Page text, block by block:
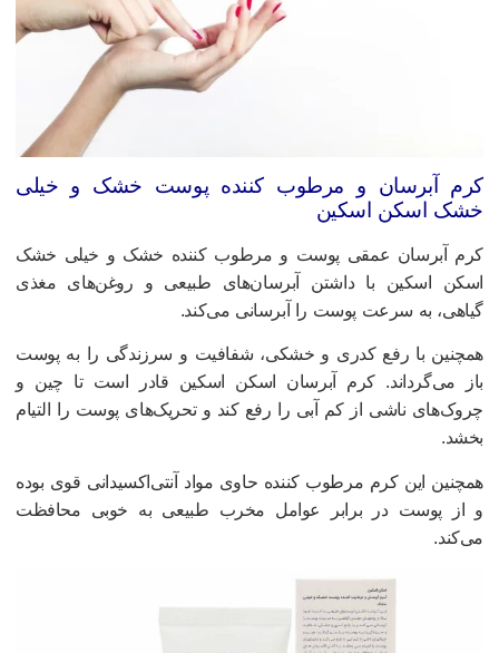
آبرسان و مرطوب کننده پوست خشک و خیلی
اسکن اسکین
آبرسان عمقی پوست و مرطوب کننده خشک و خیلی خشک
اسکین با داشتن آبرسان‌های طبیعی و روغن‌های مغذی
به سرعت پوست را آبرسانی می‌کند.
با رفع کدری و خشکی، شفافیت و سرزندگی را به پوست
می‌گرداند. کرم آبرسان اسکن اسکین قادر است تا چین و
ناشی از کم آبی را رفع کند و تحریک‌های پوست را التیام
این کرم مرطوب کننده حاوی مواد آنتی‌اکسیدانی قوی بوده
از پوست در برابر عوامل مخرب طبیعی به خوبی محافظت